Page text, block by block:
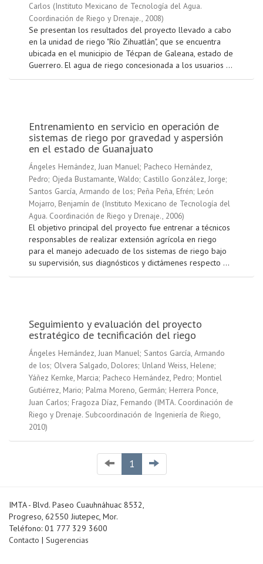
Carlos (Instituto Mexicano de Tecnología del Agua.
Coordinación de Riego y Drenaje., 2008)
Se presentan los resultados del proyecto llevado a cabo
en la unidad de riego "Río Zihuatlán", que se encuentra
ubicada en el municipio de Técpan de Galeana, estado de
Guerrero. El agua de riego concesionada a los usuarios ...
Entrenamiento en servicio en operación de
sistemas de riego por gravedad y aspersión
en el estado de Guanajuato
Ángeles Hernández, Juan Manuel; Pacheco Hernández,
Pedro; Ojeda Bustamante, Waldo; Castillo González, Jorge;
Santos García, Armando de los; Peña Peña, Efrén; León
Mojarro, Benjamín de (Instituto Mexicano de Tecnología del
Agua. Coordinación de Riego y Drenaje., 2006)
El objetivo principal del proyecto fue entrenar a técnicos
responsables de realizar extensión agrícola en riego
para el manejo adecuado de los sistemas de riego bajo
su supervisión, sus diagnósticos y dictámenes respecto ...
Seguimiento y evaluación del proyecto
estratégico de tecnificación del riego
Ángeles Hernández, Juan Manuel; Santos García, Armando
de los; Olvera Salgado, Dolores; Unland Weiss, Helene;
Yáñez Kernke, Marcia; Pacheco Hernández, Pedro; Montiel
Gutiérrez, Mario; Palma Moreno, Germán; Herrera Ponce,
Juan Carlos; Fragoza Díaz, Fernando (IMTA. Coordinación de
Riego y Drenaje. Subcoordinación de Ingeniería de Riego,
2010)
1
IMTA - Blvd. Paseo Cuauhnáhuac 8532,
Progreso, 62550 Jiutepec, Mor.
Teléfono: 01 777 329 3600
Contacto | Sugerencias